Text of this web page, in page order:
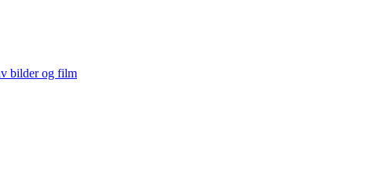
bilder og film